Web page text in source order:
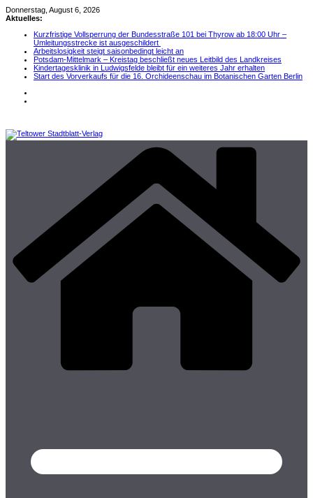
Zum
Inhalt
Donnerstag, August 6, 2026
Aktuelles:
Kurzfristige Vollsperrung der Bundesstraße 101 bei Thyrow ab 18:00 Uhr –
Umleitungsstrecke ist ausgeschildert
Arbeitslosigkeit steigt saisonbedingt leicht an
Potsdam-Mittelmark – Kreistag beschließt neues Leitbild des Landkreises
Kindertagesklinik in Ludwigsfelde bleibt für ein weiteres Jahr erhalten
Start des Vorverkaufs für die 16. Orchideenschau im Botanischen Garten Berlin